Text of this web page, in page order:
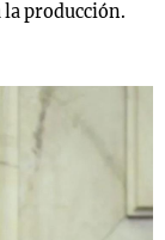
la producción.